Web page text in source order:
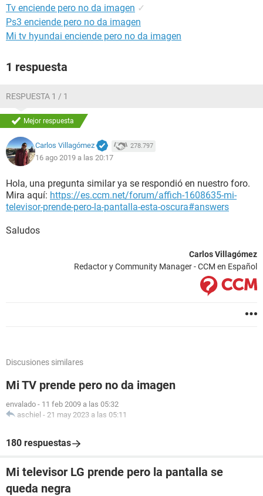
Tv enciende pero no da imagen ✓
Ps3 enciende pero no da imagen
Mi tv hyundai enciende pero no da imagen
1 respuesta
RESPUESTA 1 / 1
Mejor respuesta
Carlos Villagómez 278.797
16 ago 2019 a las 20:17
Hola, una pregunta similar ya se respondió en nuestro foro.
Mira aquí: https://es.ccm.net/forum/affich-1608635-mi-
televisor-prende-pero-la-pantalla-esta-oscura#answers
Saludos
Carlos Villagómez
Redactor y Community Manager - CCM en Español
Discusiones similares
Mi TV prende pero no da imagen
envalado - 11 feb 2009 a las 05:32
aschiel - 21 may 2023 a las 05:11
180 respuestas
Mi televisor LG prende pero la pantalla se
queda negra